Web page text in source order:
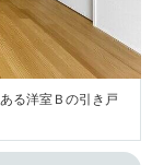
る洋室Ｂの引き戸